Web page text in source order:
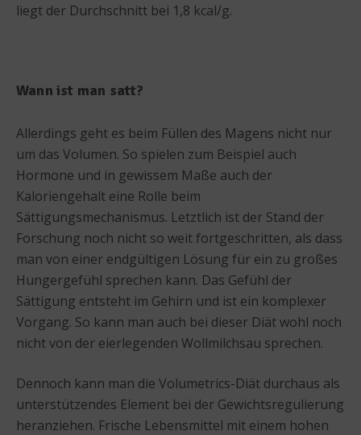
liegt der Durchschnitt bei 1,8 kcal/g.
Wann ist man satt?
Allerdings geht es beim Füllen des Magens nicht nur
um das Volumen. So spielen zum Beispiel auch
Hormone und in gewissem Maße auch der
Kaloriengehalt eine Rolle beim
Sättigungsmechanismus. Letztlich ist der Stand der
Forschung noch nicht so weit fortgeschritten, als dass
man von einer endgültigen Lösung für ein zu großes
Hungergefühl sprechen kann. Das Gefühl der
Sättigung entsteht im Gehirn und ist ein komplexer
Vorgang. So kann man auch bei dieser Diät wohl noch
nicht von der eierlegenden Wollmilchsau sprechen.
Dennoch kann man die Volumetrics-Diät durchaus als
unterstützendes Element bei der Gewichtsregulierung
heranziehen. Frische Lebensmittel mit einem hohen